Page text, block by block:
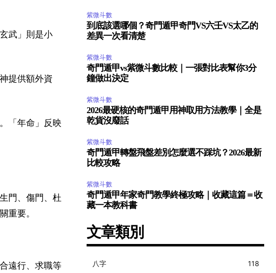
武」則是小
提供額外資
「年命」反映
門、傷門、杜
重要。
遠行、求職等
紫微斗數
到底該選哪個？奇門遁甲奇門VS六壬VS太乙的
差異一次看清楚
紫微斗數
奇門遁甲vs紫微斗數比較｜一張對比表幫你3分
鐘做出決定
紫微斗數
2026最硬核的奇門遁甲用神取用方法教學｜全是
乾貨沒廢話
紫微斗數
奇門遁甲轉盤飛盤差別怎麼選不踩坑？2026最新
比較攻略
紫微斗數
奇門遁甲年家奇門教學終極攻略｜收藏這篇＝收
藏一本教科書
文章類別
八字
118